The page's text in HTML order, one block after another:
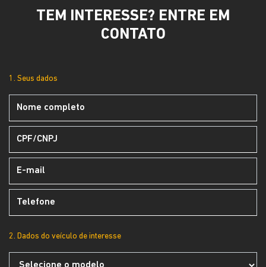
TEM INTERESSE? ENTRE EM
CONTATO
1. Seus dados
2. Dados do veículo de interesse